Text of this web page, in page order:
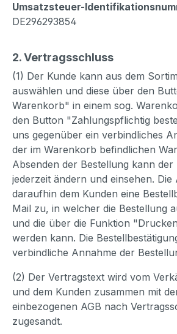
Umsatzsteuer-
DE296293854
2. Vertragsschluss
(1) Der Kunde kann aus dem
auswählen und diese über den
Warenkorb" in einem sog.
den Button "Zahlungspflichtig
uns gegenüber ein verbindliches
der im Warenkorb befindlichen
Absenden der Bestellung kann der
jederzeit ändern und einsehen.
daraufhin dem Kunden eine
Mail zu, in welcher die Bestellung
und die über die Funktion
werden kann. Die
verbindliche Annahme der
(2) Der Vertragstext wird vom
und dem Kunden zusammen mit
einbezogenen AGB nach
zugesandt.